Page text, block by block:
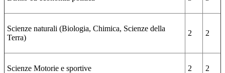
Scienze naturali (Biologia, Chimica, Scienze della
Terra)
2 2
Scienze Motorie e sportive 2 2